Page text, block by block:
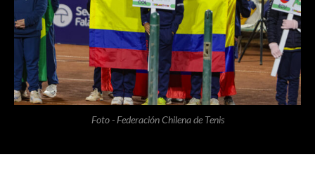
Foto - Federación Chilena de Tenis